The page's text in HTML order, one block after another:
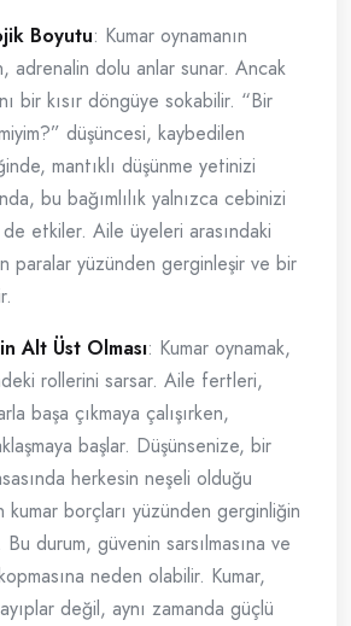
Boyutu: Kumar oynamanın
adrenalin dolu anlar sunar. Ancak
bir kısır döngüye sokabilir. “Bir
düşüncesi, kaybedilen
mantıklı düşünme yetinizi
bu bağımlılık yalnızca cebinizi
etkiler. Aile üyeleri arasındaki
paralar yüzünden gerginleşir ve bir
Alt Üst Olması: Kumar oynamak,
rollerini sarsar. Aile fertleri,
başa çıkmaya çalışırken,
başlar. Düşünsenize, bir
herkesin neşeli olduğu
kumar borçları yüzünden gerginliğin
durum, güvenin sarsılmasına ve
neden olabilir. Kumar,
değil, aynı zamanda güçlü